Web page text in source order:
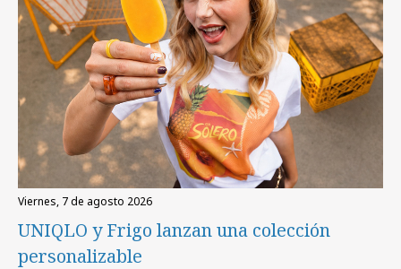
viernes, 7 de agosto 2026
UNIQLO y Frigo lanzan una colección
personalizable